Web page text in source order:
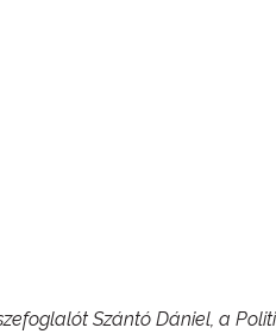
Szántó Dániel, a